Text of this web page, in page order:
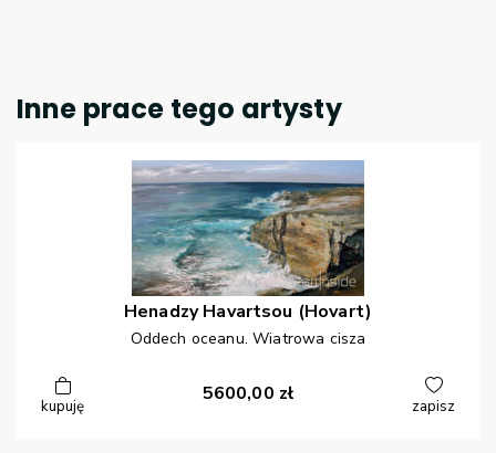
Inne prace tego artysty
Henadzy Havartsou (Hovart)
Oddech oceanu. Wiatrowa cisza
kupuję
5600,00 zł
zapisz